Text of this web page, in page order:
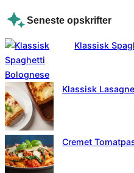
Seneste opskrifter
Klassisk
Klassisk
Cremet